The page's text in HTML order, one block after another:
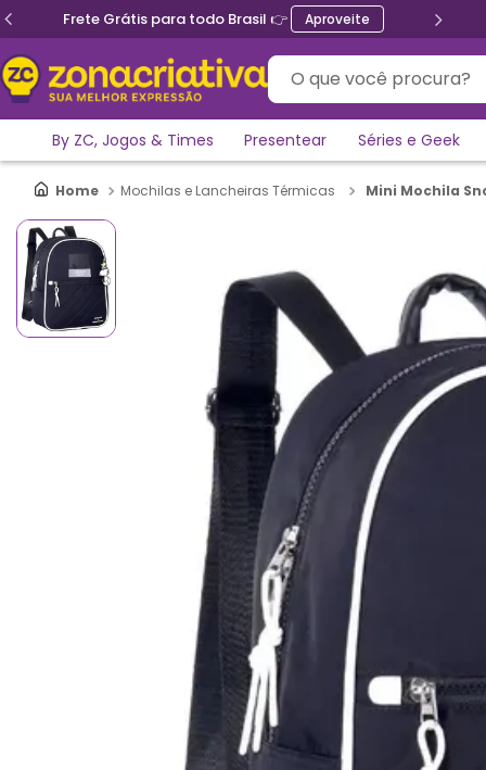
Brasil 👉 Aproveite Ganhe 5% de
O que você procura?
By ZC, Jogos & Times Presentear Séries e Geek
Mochilas e Lancheiras Térmicas Mini Mochila